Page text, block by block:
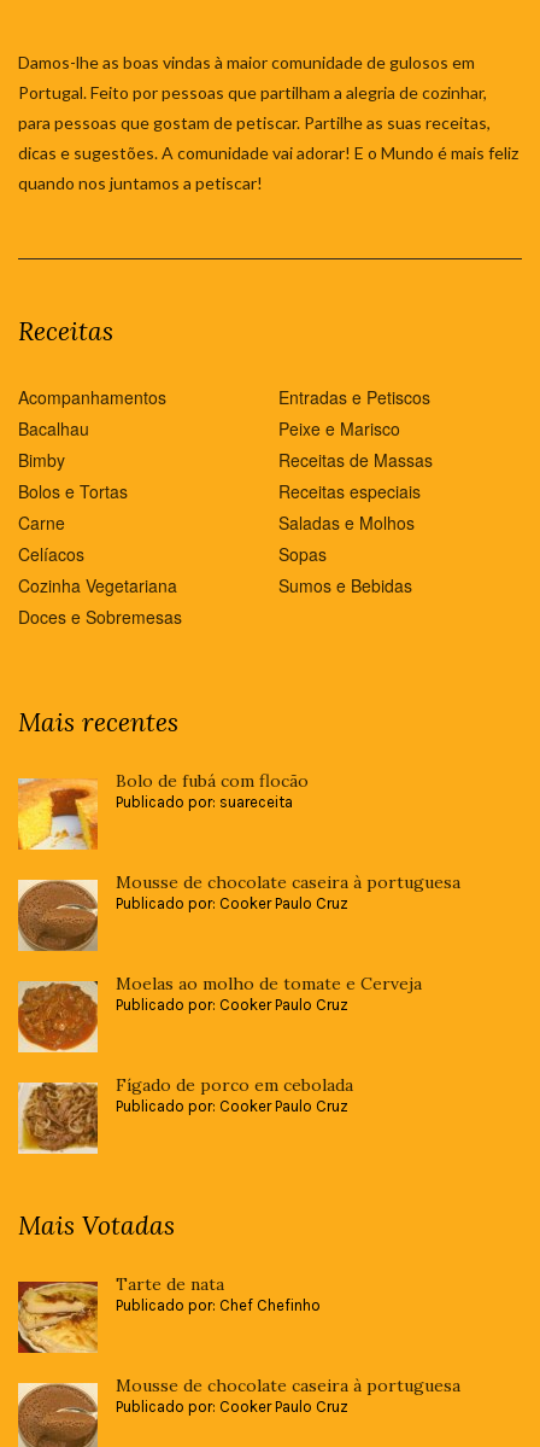
Damos-lhe as boas vindas à maior comunidade de gulosos em
Portugal. Feito por pessoas que partilham a alegria de cozinhar,
para pessoas que gostam de petiscar. Partilhe as suas receitas,
dicas e sugestões. A comunidade vai adorar! E o Mundo é mais feliz
quando nos juntamos a petiscar!
Receitas
Acompanhamentos
Bacalhau
Bimby
Bolos e Tortas
Carne
Celíacos
Cozinha Vegetariana
Doces e Sobremesas
Entradas e Petiscos
Peixe e Marisco
Receitas de Massas
Receitas especiais
Saladas e Molhos
Sopas
Sumos e Bebidas
Mais recentes
Bolo de fubá com flocão
Publicado por: suareceita
Mousse de chocolate caseira à portuguesa
Publicado por: Cooker Paulo Cruz
Moelas ao molho de tomate e Cerveja
Publicado por: Cooker Paulo Cruz
Fígado de porco em cebolada
Publicado por: Cooker Paulo Cruz
Mais Votadas
Tarte de nata
Publicado por: Chef Chefinho
Mousse de chocolate caseira à portuguesa
Publicado por: Cooker Paulo Cruz